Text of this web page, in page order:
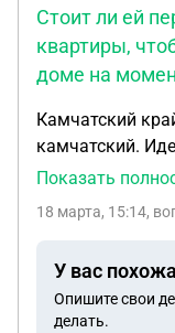
Стоит ли ей
квартиры,
доме на
Камчатский
камчатский.
адресу
домов,
Показать
18 марта, 15:14,
У вас
Опишите свои
делать.